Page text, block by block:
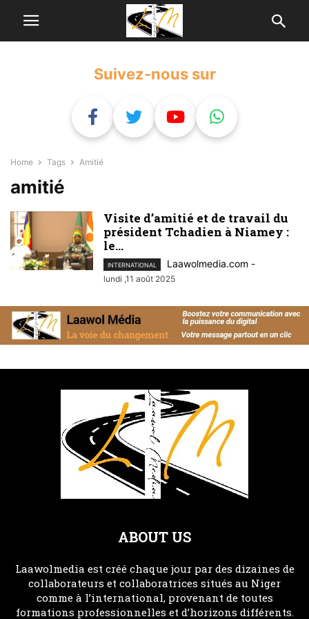
Suivez-nous sur
Home Tags Amitié
amitié
Visite d’amitié et de travail du
président Tchadien à Niamey :
le...
INTERNATIONAL Laawolmedia.com -
lundi ,11 août 2025
ABOUT US
Laawolmedia est créé chaque jour par des dizaines de
collaborateurs et collaboratrices situés au Niger
comme à l’international, provenant de toutes
formations professionnelles et d’horizons différents.